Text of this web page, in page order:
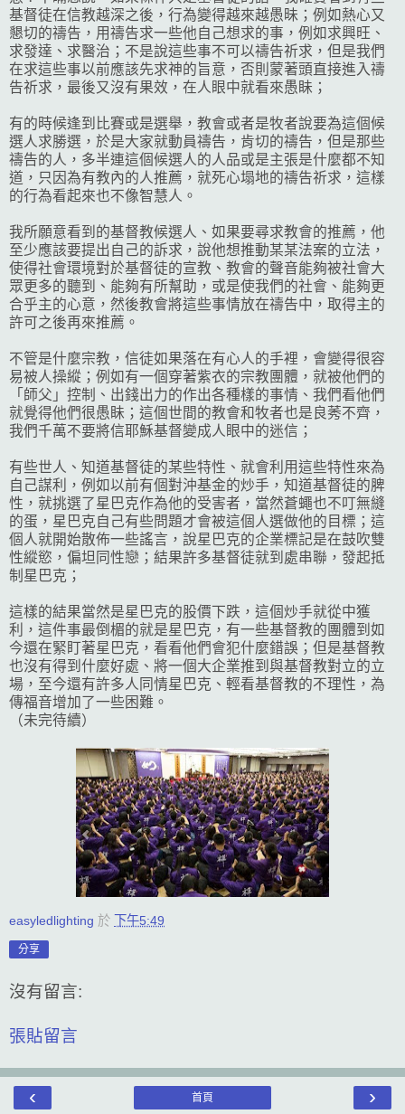
基督徒在信教越深之後，行為變得越來越愚昧；例如熱心又
懇切的禱告，用禱告求一些他自己想求的事，例如求興旺、
求發達、求醫治；不是說這些事不可以禱告祈求，但是我們
在求這些事以前應該先求神的旨意，否則蒙著頭直接進入禱
告祈求，最後又沒有果效，在人眼中就看來愚眛；
有的時候逢到比賽或是選舉，教會或者是牧者說要為這個候
選人求勝選，於是大家就動員禱告，肯切的禱告，但是那些
禱告的人，多半連這個候選人的人品或是主張是什麼都不知
道，只因為有教內的人推薦，就死心塌地的禱告祈求，這樣
的行為看起來也不像智慧人。
我所願意看到的基督教候選人、如果要尋求教會的推薦，他
至少應該要提出自己的訴求，說他想推動某某法案的立法，
使得社會環境對於基督徒的宣教、教會的聲音能夠被社會大
眾更多的聽到、能夠有所幫助，或是使我們的社會、能夠更
合乎主的心意，然後教會將這些事情放在禱告中，取得主的
許可之後再來推薦。
不管是什麼宗教，信徒如果落在有心人的手裡，會變得很容
易被人操縱；例如有一個穿著紫衣的宗教團體，就被他們的
「師父」控制、出錢出力的作出各種樣的事情、我們看他們
就覺得他們很愚眛；這個世間的教會和牧者也是良莠不齊，
我們千萬不要將信耶穌基督變成人眼中的迷信；
有些世人、知道基督徒的某些特性、就會利用這些特性來為
自己謀利，例如以前有個對沖基金的炒手，知道基督徒的脾
性，就挑選了星巴克作為他的受害者，當然蒼蠅也不叮無縫
的蛋，星巴克自己有些問題才會被這個人選做他的目標；這
個人就開始散佈一些謠言，說星巴克的企業標記是在鼓吹雙
性縱慾，偏坦同性戀；結果許多基督徒就到處串聯，發起抵
制星巴克；
這樣的結果當然是星巴克的股價下跌，這個炒手就從中獲
利，這件事最倒楣的就是星巴克，有一些基督教的團體到如
今還在緊盯著星巴克，看看他們會犯什麼錯誤；但是基督教
也沒有得到什麼好處、將一個大企業推到與基督教對立的立
場，至今還有許多人同情星巴克、輕看基督教的不理性，為
傳福音增加了一些困難。
（未完待續）
easyledlighting 於 下午5:49
分享
沒有留言:
張貼留言
‹ ›
首頁